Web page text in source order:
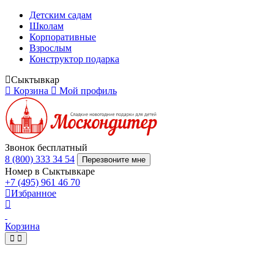
Детским садам
Школам
Корпоративные
Взрослым
Конструктор подарка
Сыктывкар
Корзина
Мой профиль
Звонок бесплатный
8 (800) 333 34 54
Перезвоните мне
Номер в Сыктывкаре
+7 (495) 961 46 70
Избранное
Корзина